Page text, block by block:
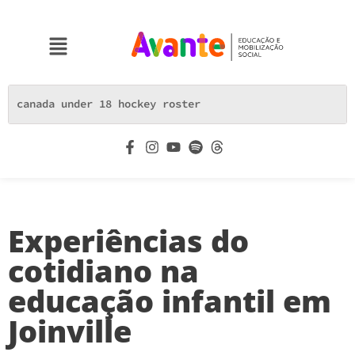
Experiências do
cotidiano na
educação infantil em
Joinville